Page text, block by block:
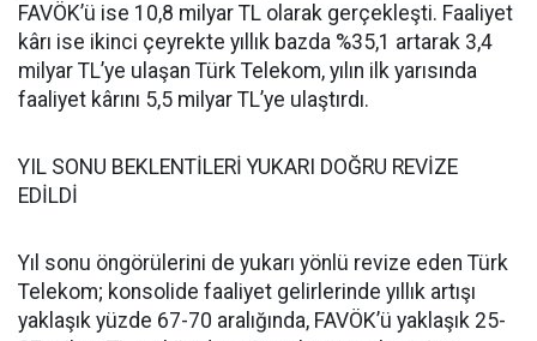
FAVÖK’ü ise 10,8 milyar TL olarak gerçekleşti. Faaliyet
kârı ise ikinci çeyrekte yıllık bazda %35,1 artarak 3,4
milyar TL’ye ulaşan Türk Telekom, yılın ilk yarısında
faaliyet kârını 5,5 milyar TL’ye ulaştırdı.
YIL SONU BEKLENTİLERİ YUKARI DOĞRU REVİZE
EDİLDİ
Yıl sonu öngörülerini de yukarı yönlü revize eden Türk
Telekom; konsolide faaliyet gelirlerinde yıllık artışı
yaklaşık yüzde 67-70 aralığında, FAVÖK’ü yaklaşık 25-